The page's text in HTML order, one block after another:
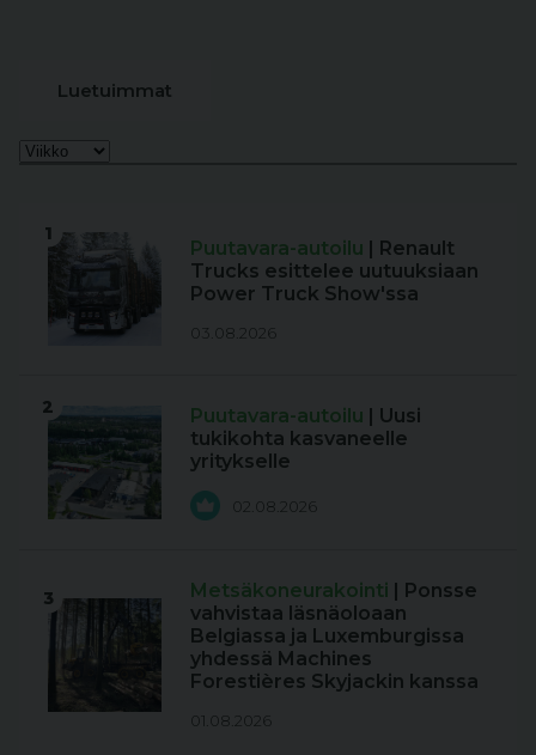
Luetuimmat
1
Puutavara-autoilu | Renault
Trucks esittelee uutuuksiaan
Power Truck Show'ssa
03.08.2026
2 Puutavara-autoilu | Uusi
tukikohta kasvaneelle
yritykselle
02.08.2026
3 Metsäkoneurakointi | Ponsse
vahvistaa läsnäoloaan
Belgiassa ja Luxemburgissa
yhdessä Machines
Forestières Skyjackin kanssa
01.08.2026